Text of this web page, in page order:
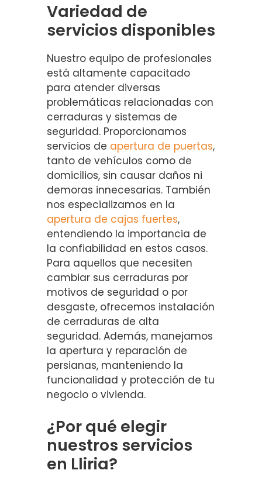
Variedad de
servicios disponibles
Nuestro equipo de profesionales
está altamente capacitado
para atender diversas
problemáticas relacionadas con
cerraduras y sistemas de
seguridad. Proporcionamos
servicios de apertura de puertas,
tanto de vehículos como de
domicilios, sin causar daños ni
demoras innecesarias. También
nos especializamos en la
apertura de cajas fuertes,
entendiendo la importancia de
la confiabilidad en estos casos.
Para aquellos que necesiten
cambiar sus cerraduras por
motivos de seguridad o por
desgaste, ofrecemos instalación
de cerraduras de alta
seguridad. Además, manejamos
la apertura y reparación de
persianas, manteniendo la
funcionalidad y protección de tu
negocio o vivienda.
¿Por qué elegir
nuestros servicios
en Lliria?